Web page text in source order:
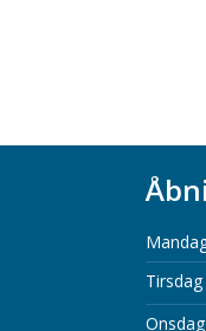
​Tirsdag
Onsdag